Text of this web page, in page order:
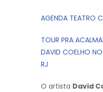
AGENDA TEATRO
TOUR PRA
DAVID COELHO
RJ
O artista David